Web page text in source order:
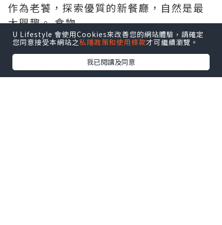
作為老饕，探索優質的新餐廳，自然是最
大興趣。 食物
連接將軍澳地鐵站的酒店，易名九龍東帝
苑酒店後，進行了一系列的改革，好令人
期待。
U Lifestyle 會使用Cookies來改善您的網站體驗，請確定
您同意接受本網站之私隱政策和使用條款才可繼續瀏覽。
我已閱讀及同意